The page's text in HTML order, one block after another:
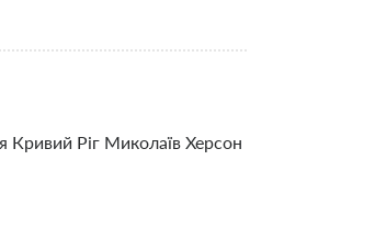
Кривий Ріг Миколаїв Херсон